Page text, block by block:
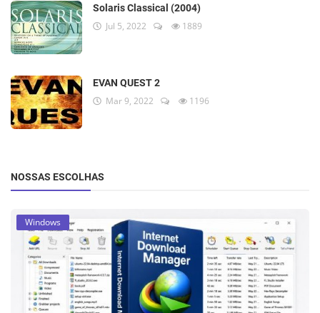
Solaris Classical (2004)
Jul 5, 2022 1889
EVAN QUEST 2
Mar 9, 2022 1196
NOSSAS ESCOLHAS
Windows